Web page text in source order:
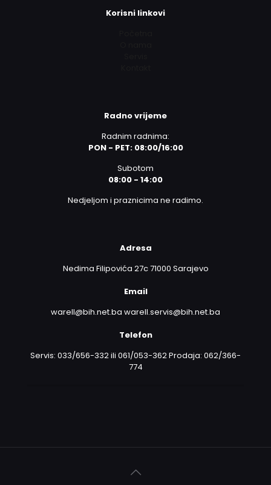
Korisni linkovi
Radno vrijeme
Radnim radnima:
PON - PET: 08:00/16:00
Subotom
08:00 - 14:00
Nedjeljom i praznicima ne radimo.
Adresa
Nedima Filipovića 27c 71000 Sarajevo
Email
warell@bih.net.ba warell.servis@bih.net.ba
Telefon
Servis: 033/656-332 ili 061/053-362 Prodaja: 062/366-
774